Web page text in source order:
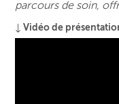
parcours de soin,
↓ Vidéo de